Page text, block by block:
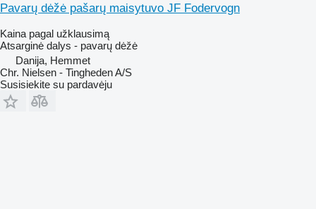
Pavarų dėžė pašarų maisytuvo JF Fodervogn
Kaina pagal užklausimą
Atsarginė dalys - pavarų dėžė
Danija, Hemmet
Chr. Nielsen - Tingheden A/S
Susisiekite su pardavėju